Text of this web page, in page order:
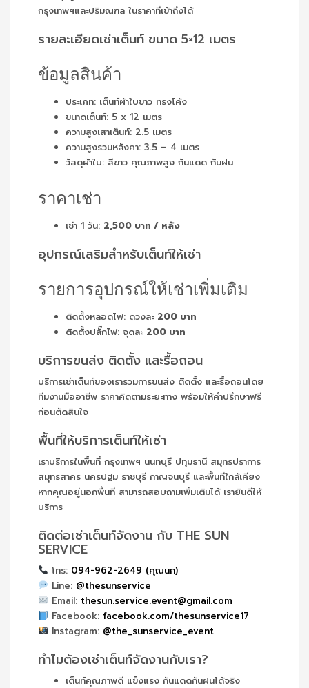
กรุงเทพฯและปริมณฑล ในราคาที่เข้าถึงได้
รายละเอียดเช่าเต็นท์ ขนาด 5×12 เมตร
ข้อมูลสินค้า
ประเภท: เต็นท์ผ้าใบขาว ทรงโค้ง
ขนาดเต็นท์: 5 x 12 เมตร
ความสูงเสาเต็นท์: 2.5 เมตร
ความสูงรวมหลังคา: 3.5 – 4 เมตร
วัสดุผ้าใบ: สีขาว คุณภาพสูง กันแดด กันฝน
ราคาเช่า
เช่า 1 วัน: 2,500 บาท / หลัง
อุปกรณ์เสริมสำหรับเต็นท์ให้เช่า
รายการอุปกรณ์ให้เช่าเพิ่มเติม
ติดตั้งหลอดไฟ: ดวงละ 200 บาท
ติดตั้งปลั๊กไฟ: จุดละ 200 บาท
บริการขนส่ง ติดตั้ง และรื้อถอน
บริการเช่าเต็นท์ของเรารวมการขนส่ง ติดตั้ง และรื้อถอนโดย
ทีมงานมืออาชีพ ราคาคิดตามระยะทาง พร้อมให้คำปรึกษาฟรี
ก่อนตัดสินใจ
พื้นที่ให้บริการเต็นท์ให้เช่า
เราบริการในพื้นที่ กรุงเทพฯ นนทบุรี ปทุมธานี สมุทรปราการ
สมุทรสาคร นครปฐม ราชบุรี กาญจนบุรี และพื้นที่ใกล้เคียง
หากคุณอยู่นอกพื้นที่ สามารถสอบถามเพิ่มเติมได้ เรายินดีให้
บริการ
ติดต่อเช่าเต็นท์จัดงาน กับ THE SUN
SERVICE
โทร: 094-962-2649 (คุณนก)
Line: @thesunservice
Email: thesun.service.event@gmail.com
Facebook: facebook.com/thesunservice17
Instagram: @the_sunservice_event
ทำไมต้องเช่าเต็นท์จัดงานกับเรา?
เต็นท์คุณภาพดี แข็งแรง กันแดดกันฝนได้จริง